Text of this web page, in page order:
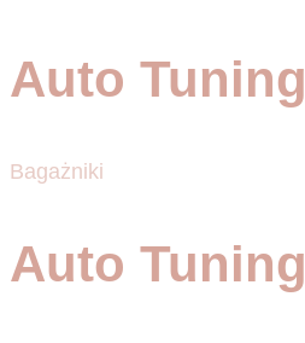
Auto Tuning
Bagażniki
Auto Tuning